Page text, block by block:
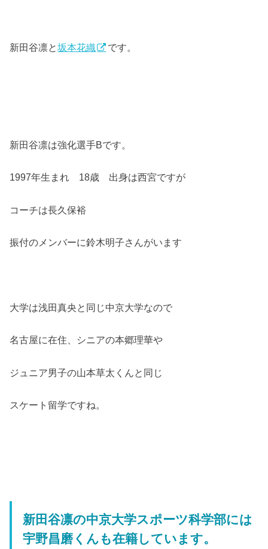
新田谷凛と坂本花織 です。
新田谷凛は強化選手Bです。
1997年生まれ 18歳 出身は西宮ですが
コーチは長久保裕
振付のメンバーに鈴木明子さんがいます
大学は浅田真央と同じ中京大学なので
名古屋に在住、シニアの本郷理華や
ジュニア男子の山本草太くんと同じ
スケート留学ですね。
新田谷凛の中京大学スポーツ科学部には
宇野昌磨くんも在籍しています。